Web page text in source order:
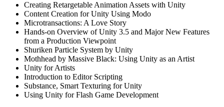
Creating Retargetable Animation Assets with Unity
Content Creation for Unity Using Modo
Microtransactions: A Love Story
Hands-on Overview of Unity 3.5 and Major New Features
from a Production Viewpoint
Shuriken Particle System by Unity
Mothhead by Massive Black: Using Unity as an Artist
Unity for Artists
Introduction to Editor Scripting
Substance, Smart Texturing for Unity
Using Unity for Flash Game Development